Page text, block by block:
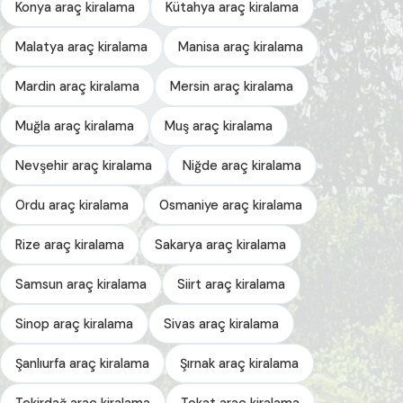
Konya araç kiralama Kütahya araç kiralama
Malatya araç kiralama Manisa araç kiralama
Mardin araç kiralama Mersin araç kiralama
Muğla araç kiralama Muş araç kiralama
Nevşehir araç kiralama Niğde araç kiralama
Ordu araç kiralama Osmaniye araç kiralama
Rize araç kiralama Sakarya araç kiralama
Samsun araç kiralama Siirt araç kiralama
Sinop araç kiralama Sivas araç kiralama
Şanlıurfa araç kiralama Şırnak araç kiralama